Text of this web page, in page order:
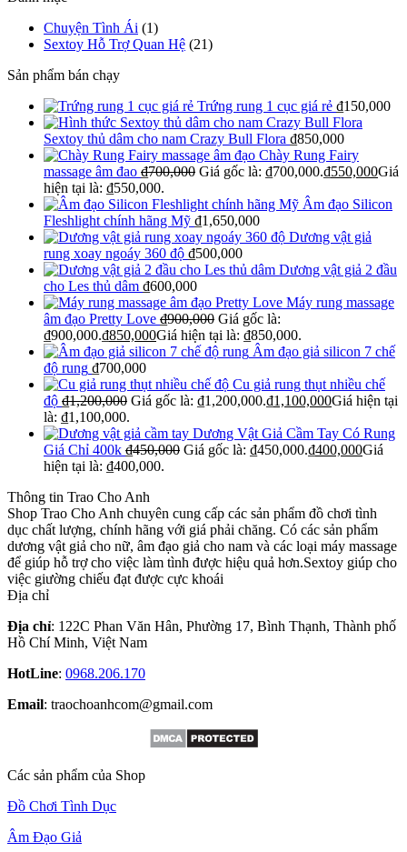
Chuyện Tình Ái (1)
Sextoy Hỗ Trợ Quan Hệ (21)
Sản phẩm bán chạy
Trứng rung 1 cục giá rẻ ₫150,000
Sextoy thủ dâm cho nam Crazy Bull Flora ₫850,000
Chày Rung Fairy
massage âm đao ₫700,000 Giá gốc là: ₫700,000.₫550,000Giá
hiện tại là: ₫550,000.
Âm đạo Silicon
Fleshlight chính hãng Mỹ ₫1,650,000
Dương vật giả
rung xoay ngoáy 360 độ ₫500,000
Dương vật giả 2 đầu
cho Les thủ dâm ₫600,000
Máy rung massage
âm đạo Pretty Love ₫900,000 Giá gốc là:
₫900,000.₫850,000Giá hiện tại là: ₫850,000.
Âm đạo giả silicon 7 chế
độ rung ₫700,000
Cu giả rung thụt nhiều chế
độ ₫1,200,000 Giá gốc là: ₫1,200,000.₫1,100,000Giá hiện tại
là: ₫1,100,000.
Dương Vật Giả Cầm Tay Có Rung
Giá Chỉ 400k ₫450,000 Giá gốc là: ₫450,000.₫400,000Giá
hiện tại là: ₫400,000.
Thông tin Trao Cho Anh
Shop Trao Cho Anh chuyên cung cấp các sản phẩm đồ chơi tình
dục chất lượng, chính hãng với giá phải chăng. Có các sản phẩm
dương vật giả cho nữ, âm đạo giả cho nam và các loại máy massage
để giúp hỗ trợ cho việc làm tình được hiệu quả hơn.Sextoy giúp cho
việc giường chiếu đạt được cực khoái
Địa chỉ
Địa chỉ: 122C Phan Văn Hân, Phường 17, Bình Thạnh, Thành phố
Hồ Chí Minh, Việt Nam
HotLine: 0968.206.170
Email: traochoanhcom@gmail.com
Các sản phẩm của Shop
Đồ Chơi Tình Dục
Âm Đạo Giả